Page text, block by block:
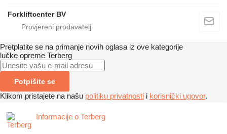
Forkliftcenter BV
Pretplatite se na primanje novih oglasa iz ove kategorije
lučke opreme Terberg
Potpišite se
Klikom pristajete na našu politiku privatnosti i korisnički ugovor.
Informacije o Terberg